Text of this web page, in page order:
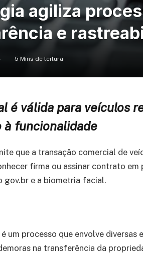
agiliza
e
5 Mins de leitura
é válida para veículos
à funcionalidade
que a transação comercial de
firma ou assinar contrato
gov.br e a biometria facial.
um processo que envolve
na transferência da